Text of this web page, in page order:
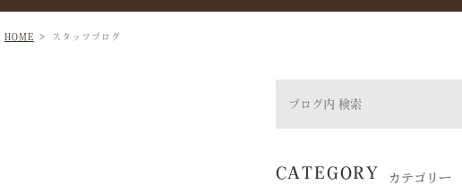
HOME スタッフブログ
CATEGORY カテゴリー